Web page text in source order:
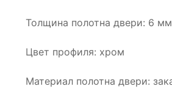
Толщина полотна двери: 6 мм
Цвет профиля: хром
Материал полотна двери: